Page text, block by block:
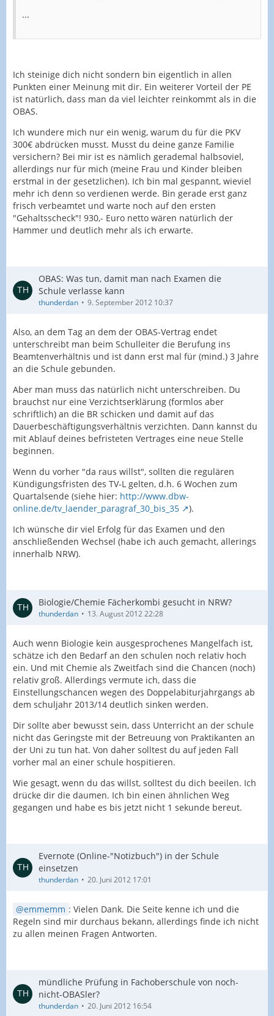
...
Ich steinige dich nicht sondern bin eigentlich in allen
Punkten einer Meinung mit dir. Ein weiterer Vorteil der PE
ist natürlich, dass man da viel leichter reinkommt als in die
OBAS.
Ich wundere mich nur ein wenig, warum du für die PKV
300€ abdrücken musst. Musst du deine ganze Familie
versichern? Bei mir ist es nämlich gerademal halbsoviel,
allerdings nur für mich (meine Frau und Kinder bleiben
erstmal in der gesetzlichen). Ich bin mal gespannt, wieviel
mehr ich denn so verdienen werde. Bin gerade erst ganz
frisch verbeamtet und warte noch auf den ersten
"Gehaltsscheck"! 930,- Euro netto wären natürlich der
Hammer und deutlich mehr als ich erwarte.
OBAS: Was tun, damit man nach Examen die
Schule verlasse kann
thunderdan 9. September 2012 10:37
Also, an dem Tag an dem der OBAS-Vertrag endet
unterschreibt man beim Schulleiter die Berufung ins
Beamtenverhältnis und ist dann erst mal für (mind.) 3 Jahre
an die Schule gebunden.
Aber man muss das natürlich nicht unterschreiben. Du
brauchst nur eine Verzichtserklärung (formlos aber
schriftlich) an die BR schicken und damit auf das
Dauerbeschäftigungsverhältnis verzichten. Dann kannst du
mit Ablauf deines befristeten Vertrages eine neue Stelle
beginnen.
Wenn du vorher "da raus willst", sollten die regulären
Kündigungsfristen des TV-L gelten, d.h. 6 Wochen zum
Quartalsende (siehe hier: http://www.dbw-
online.de/tv_laender_paragraf_30_bis_35
).
Ich wünsche dir viel Erfolg für das Examen und den
anschließenden Wechsel (habe ich auch gemacht, allerings
innerhalb NRW).
Biologie/Chemie Fächerkombi gesucht in NRW?
thunderdan 13. August 2012 22:28
Auch wenn Biologie kein ausgesprochenes Mangelfach ist,
schätze ich den Bedarf an den schulen noch relativ hoch
ein. Und mit Chemie als Zweitfach sind die Chancen (noch)
relativ groß. Allerdings vermute ich, dass die
Einstellungschancen wegen des Doppelabiturjahrgangs ab
dem schuljahr 2013/14 deutlich sinken werden.
Dir sollte aber bewusst sein, dass Unterricht an der schule
nicht das Geringste mit der Betreuung von Praktikanten an
der Uni zu tun hat. Von daher solltest du auf jeden Fall
vorher mal an einer schule hospitieren.
Wie gesagt, wenn du das willst, solltest du dich beeilen. Ich
drücke dir die daumen. Ich bin einen ähnlichen Weg
gegangen und habe es bis jetzt nicht 1 sekunde bereut.
Evernote (Online-"Notizbuch") in der Schule
einsetzen
thunderdan 20. Juni 2012 17:01
emmemm : Vielen Dank. Die Seite kenne ich und die
Regeln sind mir durchaus bekann, allerdings finde ich nicht
zu allen meinen Fragen Antworten.
mündliche Prüfung in Fachoberschule von noch-
nicht-OBASler?
thunderdan 20. Juni 2012 16:54